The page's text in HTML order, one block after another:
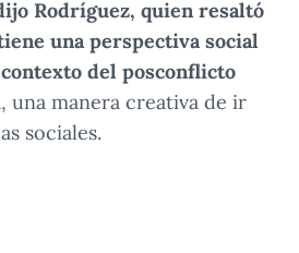
Rodríguez, quien resaltó
una perspectiva social
del posconflicto
una manera creativa de ir
sociales.